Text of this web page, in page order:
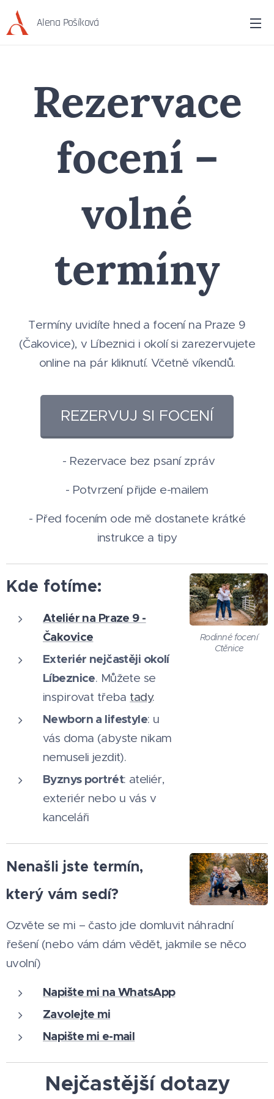
Alena Pošíková
Rezervace
focení –
volné
termíny
Termíny uvidíte hned a focení na Praze 9
(Čakovice), v Líbeznici i okolí si zarezervujete
online na pár kliknutí. Včetně víkendů.
REZERVUJ SI FOCENÍ
- Rezervace bez psaní zpráv
- Potvrzení přijde e-mailem
- Před focením ode mě dostanete krátké
instrukce a tipy
Rodinné focení
Ctěnice
Kde fotíme:
Ateliér na Praze 9 -
Čakovice
Exteriér nejčastěji okolí
Líbeznice. Můžete se
inspirovat třeba tady.
Newborn a lifestyle: u
vás doma (abyste nikam
nemuseli jezdit).
Byznys portrét: ateliér,
exteriér nebo u vás v
kanceláři
Nenašli jste termín,
který vám sedí?
Ozvěte se mi – často jde domluvit náhradní
řešení (nebo vám dám vědět, jakmile se něco
uvolní)
Napište mi na WhatsApp
Zavolejte mi
Napište mi e-mail
Nejčastější dotazy